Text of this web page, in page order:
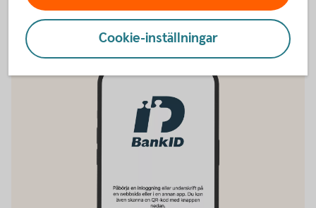
Vill du ha BankID i mobilen istället?
Cookie-inställningar